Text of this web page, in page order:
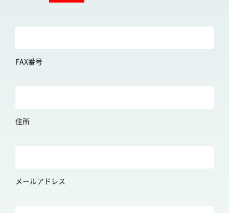
FAX番号
住所
メールアドレス